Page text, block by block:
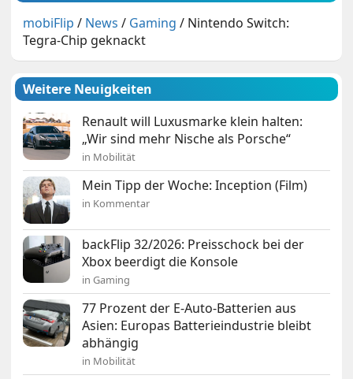
mobiFlip / News / Gaming / Nintendo Switch:
Tegra-Chip geknackt
Weitere Neuigkeiten
Renault will Luxusmarke klein halten:
„Wir sind mehr Nische als Porsche“
in Mobilität
Mein Tipp der Woche: Inception (Film)
in Kommentar
backFlip 32/2026: Preisschock bei der
Xbox beerdigt die Konsole
in Gaming
77 Prozent der E-Auto-Batterien aus
Asien: Europas Batterieindustrie bleibt
abhängig
in Mobilität